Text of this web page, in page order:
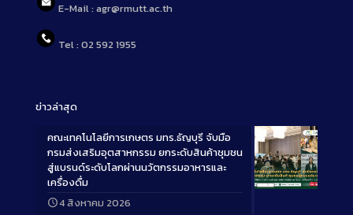
E-Mail : agr@rmutt.ac.th
Tel : 02 592 1955
ข่าวล่าสุด
Long
คณะเทคโนโลยีการเกษตร มทร.ธัญบุรี จับมือ
กรมส่งเสริมอุตสาหกรรม ยกระดับสินค้าชุมชน
สู่แบรนด์ระดับโลกผ่านนวัตกรรมอาหารและ
เครื่องดื่ม
4 สิงหาคม 2026